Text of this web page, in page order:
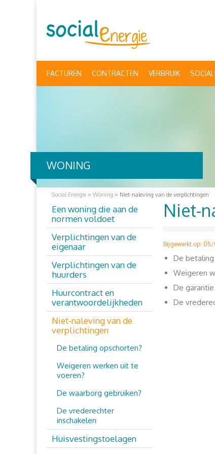
FACTUREN CONTRACTEN VERBRUIK
Social Energie > Woning > Niet-naleving van de verplichtingen
WONING
Een woning die aan de
normen voldoet
Verplichtingen van de
eigenaar
Verplichtingen van de
huurders
Huurcontract en
verantwoordelijkheden
Niet-naleving van de
verplichtingen
De betaling opschorten?
Weigeren werken uit te
voeren?
De waarborg gebruiken?
De vrederechter
inschakelen
Huisvestingstoelagen
Niet-
Bijgewerkt op:
De
Weigeren
De
De